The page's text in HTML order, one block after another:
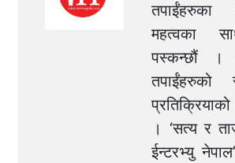
महत्वका
पस्कन्छौं ।
तपाईंहरुको
प्रतिक्रियाको
। ‘सत्य र
ईन्टरभ्यु